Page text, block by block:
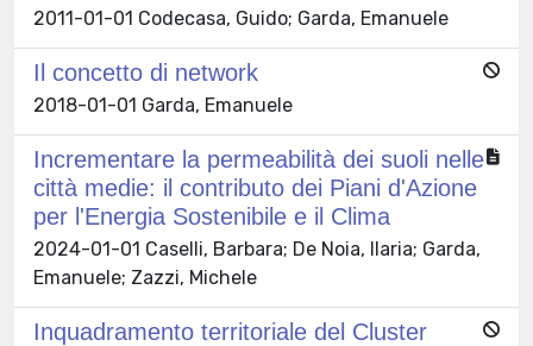
2011-01-01 Codecasa, Guido; Garda, Emanuele
Il concetto di network
2018-01-01 Garda, Emanuele
Incrementare la permeabilità dei suoli nelle
città medie: il contributo dei Piani d'Azione
per l'Energia Sostenibile e il Clima
2024-01-01 Caselli, Barbara; De Noia, Ilaria; Garda,
Emanuele; Zazzi, Michele
Inquadramento territoriale del Cluster